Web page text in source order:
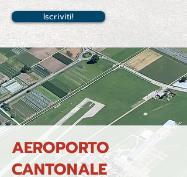
Iscriviti!
AEROPORTO
CANTONALE